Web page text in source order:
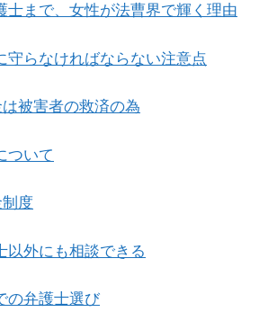
士まで、女性が法曹界で輝く理由
守らなければならない注意点
被害者の救済の為
ついて
度
以外にも相談できる
の弁護士選び